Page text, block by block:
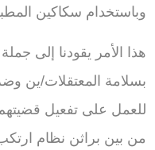
وباستخدام سكاكين
هذا الأمر يقودنا إلى
بسلامة المعتقلات/ين
للعمل على تفعيل
من بين براثن نظام ارتكب